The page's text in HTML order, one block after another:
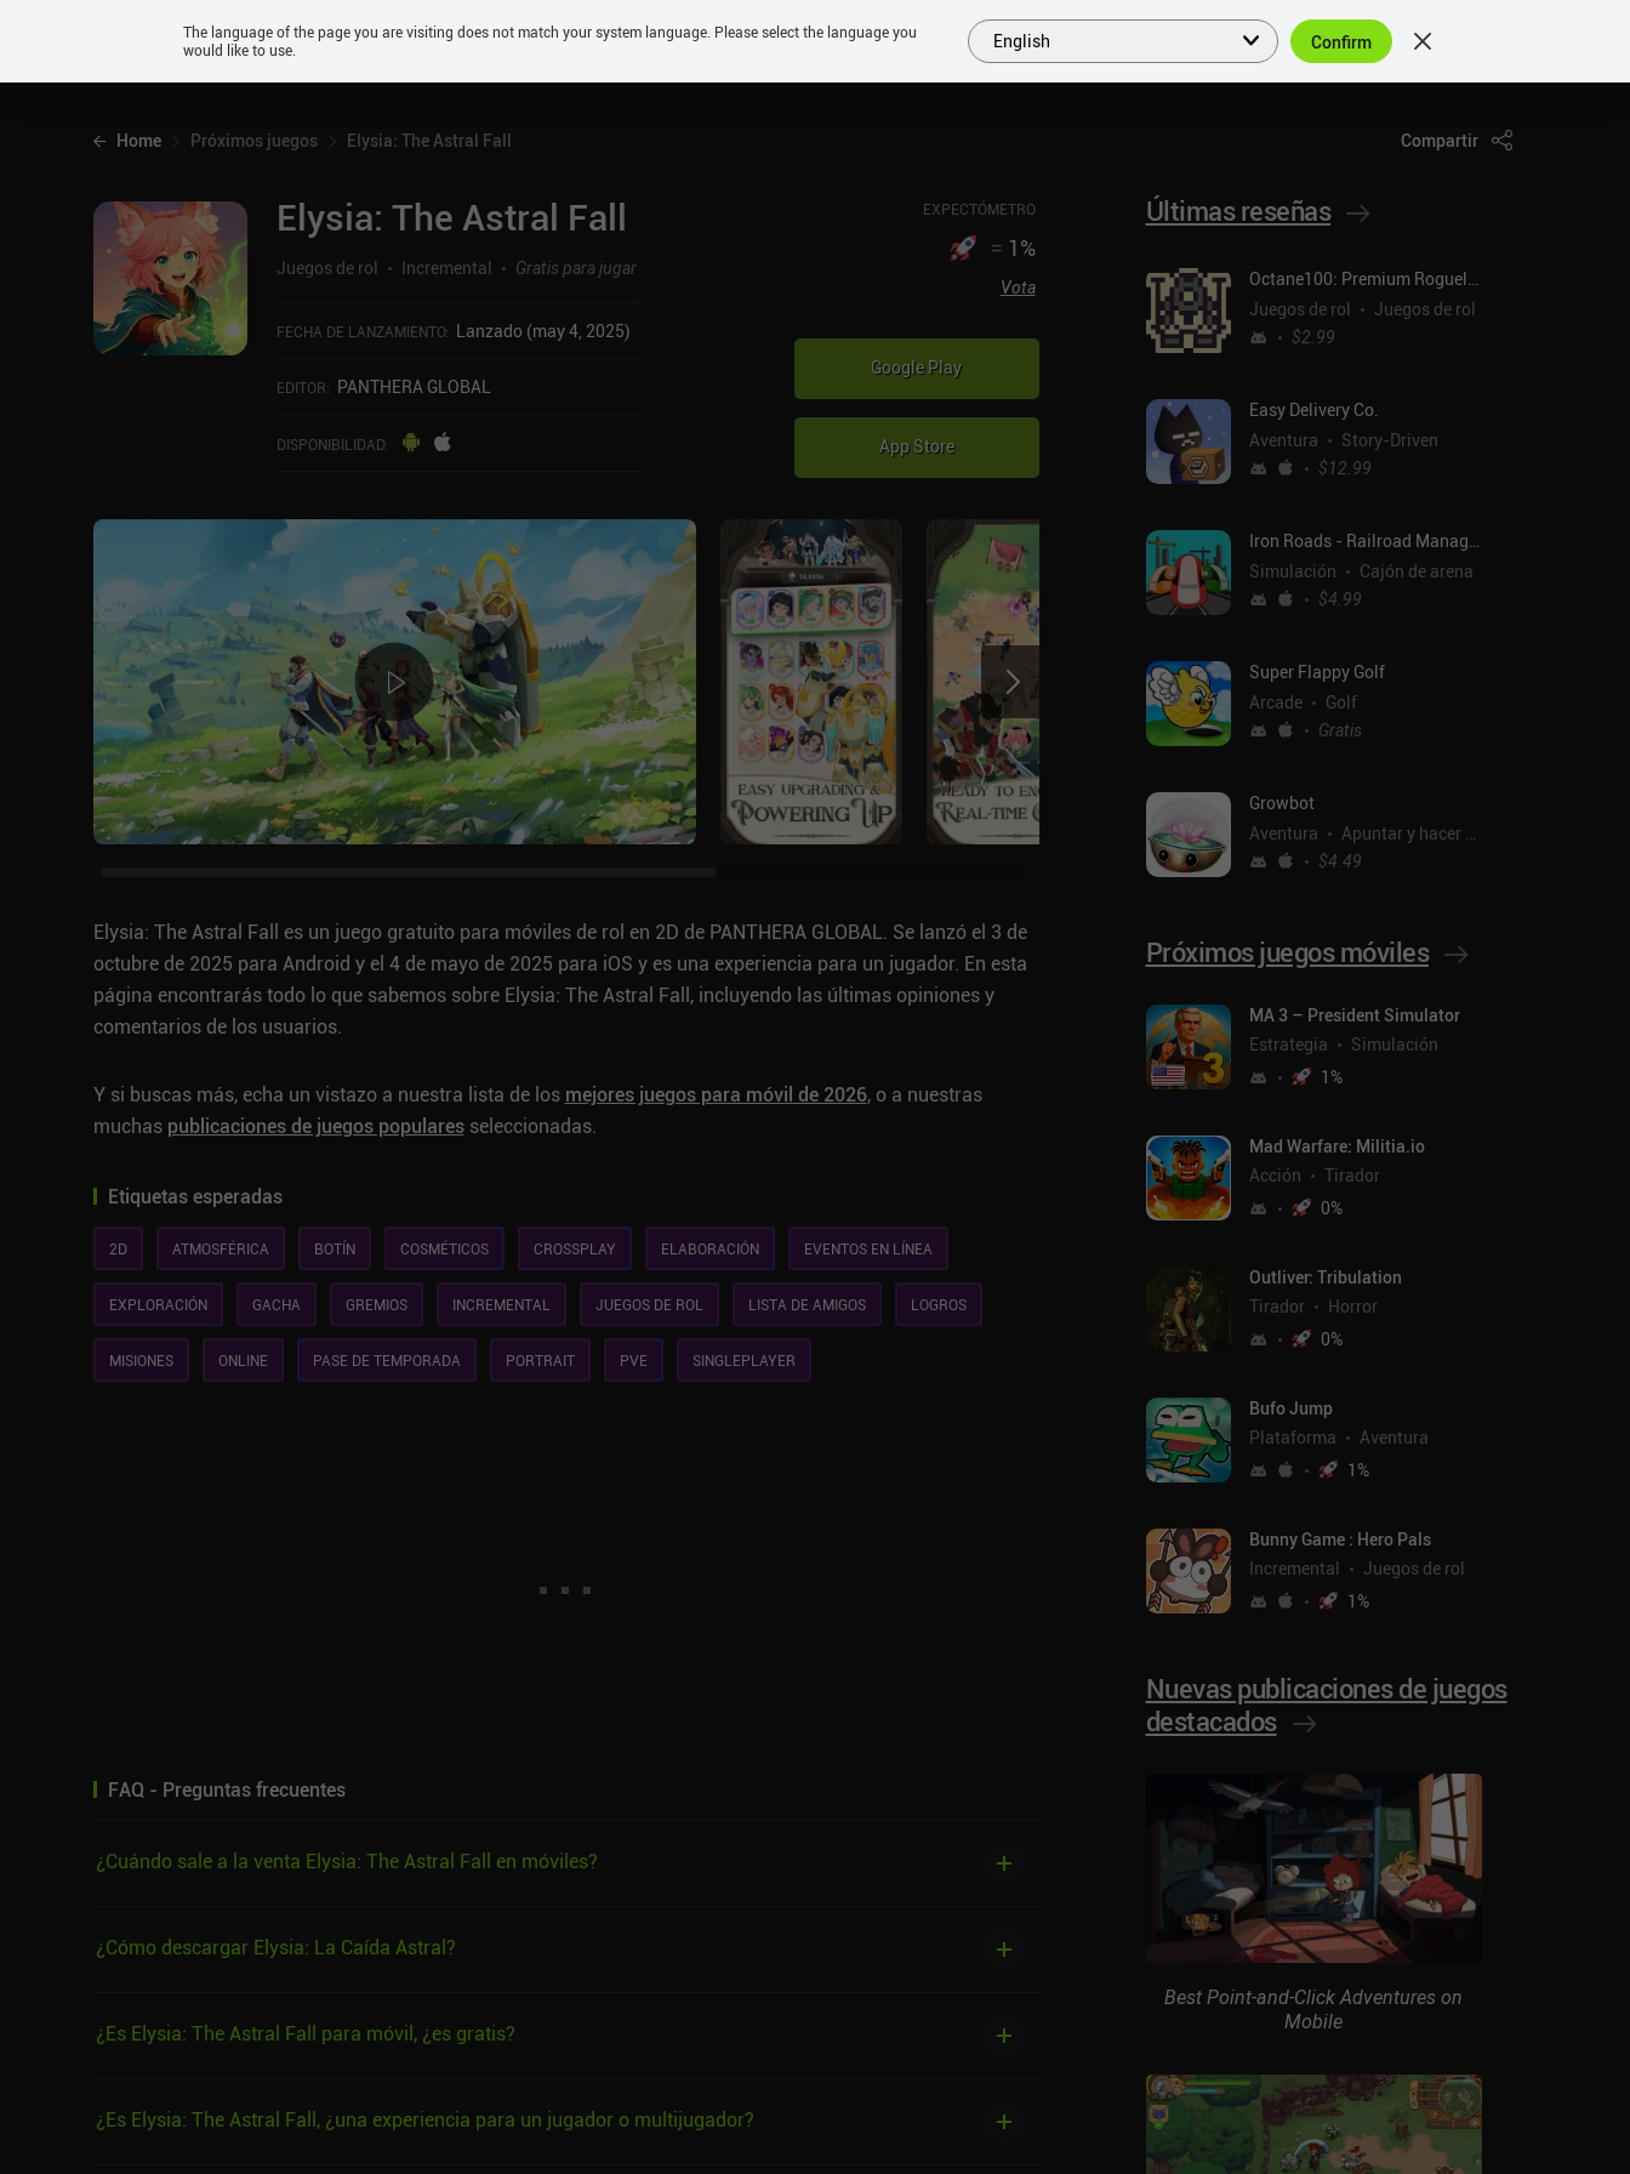
Android
PRÓXIMOS SIMILARES COLECCIONES TOP ES
Home Próximos juegos Elysia: The Astral Fall Compartir
Elysia: The Astral Fall
Juegos de rol Incremental Gratis para jugar
FECHA DE LANZAMIENTO: Lanzado (may 4, 2025)
EDITOR: PANTHERA GLOBAL
DISPONIBILIDAD:
EXPECTÓMETRO
= 1 %
Vota
Google Play
App Store
Elysia: The Astral Fall es un juego gratuito para móviles de rol en 2D de PANTHERA GLOBAL. Se lanzó el 3 de
octubre de 2025 para Android y el 4 de mayo de 2025 para iOS y es una experiencia para un jugador. En esta
página encontrarás todo lo que sabemos sobre Elysia: The Astral Fall, incluyendo las últimas opiniones y
comentarios de los usuarios.
Y si buscas más, echa un vistazo a nuestra lista de los mejores juegos para móvil de 2026, o a nuestras
muchas publicaciones de juegos popularesseleccionadas.
Etiquetas esperadas
2D ATMOSFÉRICA BOTÍN COSMÉTICOS CROSSPLAY ELABORACIÓN EVENTOS EN LÍNEA
EXPLORACIÓN GACHA GREMIOS INCREMENTAL JUEGOS DE ROL LISTA DE AMIGOS LOGROS
MISIONES ONLINE PASE DE TEMPORADA PORTRAIT PVE SINGLEPLAYER
FAQ - Preguntas frecuentes
¿Cuándo sale a la venta Elysia: The Astral Fall en móviles?
¿Cómo descargar Elysia: La Caída Astral?
¿Es Elysia: The Astral Fall para móvil, ¿es gratis?
¿Es Elysia: The Astral Fall, ¿una experiencia para un jugador o multijugador?
Últimas reseñas
Octane100: Premium Roguelike
Juegos de rol
Juegos de rol
$2.99
Easy Delivery Co.
Aventura
Story-Driven
$12.99
Iron Roads - Railroad Manager
Simulación
Cajón de arena
$4.99
Super Flappy Golf
Arcade
Golf
Gratis
Growbot
Aventura
Apuntar y hacer clic
$4.49
Próximos juegos móviles
MA 3 – President Simulator
Estrategia
Simulación
1%
Mad Warfare: Militia.io
Acción
Tirador
0%
Outliver: Tribulation
Tirador
Horror
0%
Bufo Jump
Plataforma
Aventura
1%
Bunny Game : Hero Pals
Incremental
Juegos de rol
1%
Nuevas publicaciones de juegos
destacados
Best Point-and-Click Adventures on
Mobile
The language of the page you are visiting does not match your system language. Please select the language you
would like to use.
English Confirm